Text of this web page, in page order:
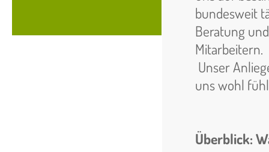
bundesweit
Beratung
Mitarbeitern.
Unser
uns wohl
Überblick: